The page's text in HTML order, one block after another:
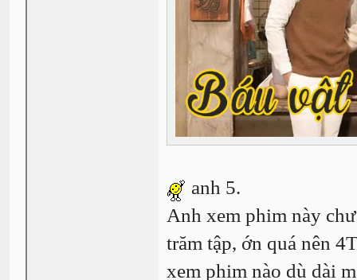
anh 5.
Anh xem phim này
trăm tập, ớn quá nên
xem phim nào dù dài